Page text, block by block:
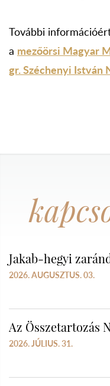
További
a mezőörsi Magyar
gr. Széchenyi István
Jakab-hegyi
2026. AUGUSZTUS. 03.
Az Összetartozás
2026. JÚLIUS. 31.